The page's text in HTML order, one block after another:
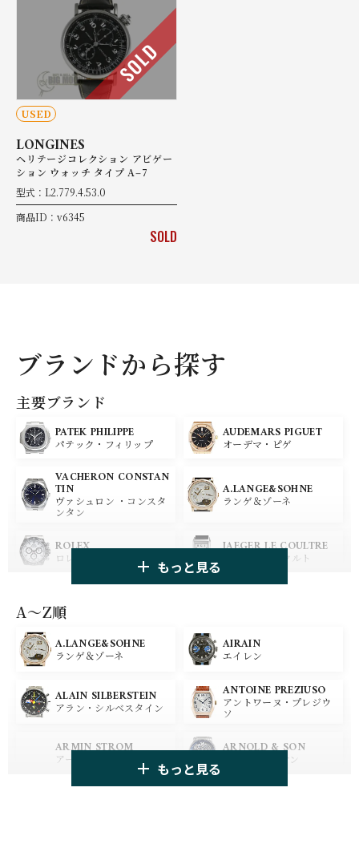
SOLD
USED
LONGINES
ヘリテージコレクション アビゲー
ション ウォッチ タイプ A‒7
型式：L2.779.4.53.0
商品ID：v6345
SOLD
ブランドから探す
主要ブランド
PATEK PHILIPPE
パテック・フィリップ
AUDEMARS PIGUET
オーデマ・ピゲ
VACHERON CONSTAN
TIN
ヴァシュロン ・コンスタ
ンタン
A.LANGE&SOHNE
ランゲ＆ゾーネ
ROLEX
ロレックス
JAEGER LE COULTRE
ジャガー・ルクルト
パネライ
OMEGA
オメガ
BREGUET
ブレゲ
BLANCPAIN
ブランパン
BREITLING
ブライトリング
HUBLOT
ウブロ
ZENITH
もっと見る
A〜Z順
A.LANGE&SOHNE
ランゲ＆ゾーネ
AIRAIN
エイレン
ALAIN SILBERSTEIN
アラン・シルベスタイン
ANTOINE PREZIUSO
アントワーヌ・プレジウ
ソ
ARMIN STROM
アーミン・シュトローム
ARNOLD & SON
アーノルド&サン
もっと見る